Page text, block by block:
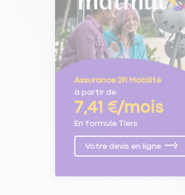
Assurance 2R Mobilité
à partir de
7,41 €/mois
En formule Tiers
Votre devis en ligne